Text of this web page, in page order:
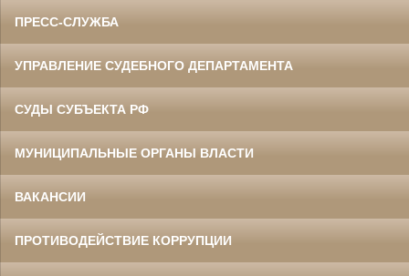
ПРЕСС-СЛУЖБА
УПРАВЛЕНИЕ СУДЕБНОГО ДЕПАРТАМЕНТА
СУДЫ СУБЪЕКТА РФ
МУНИЦИПАЛЬНЫЕ ОРГАНЫ ВЛАСТИ
ВАКАНСИИ
ПРОТИВОДЕЙСТВИЕ КОРРУПЦИИ